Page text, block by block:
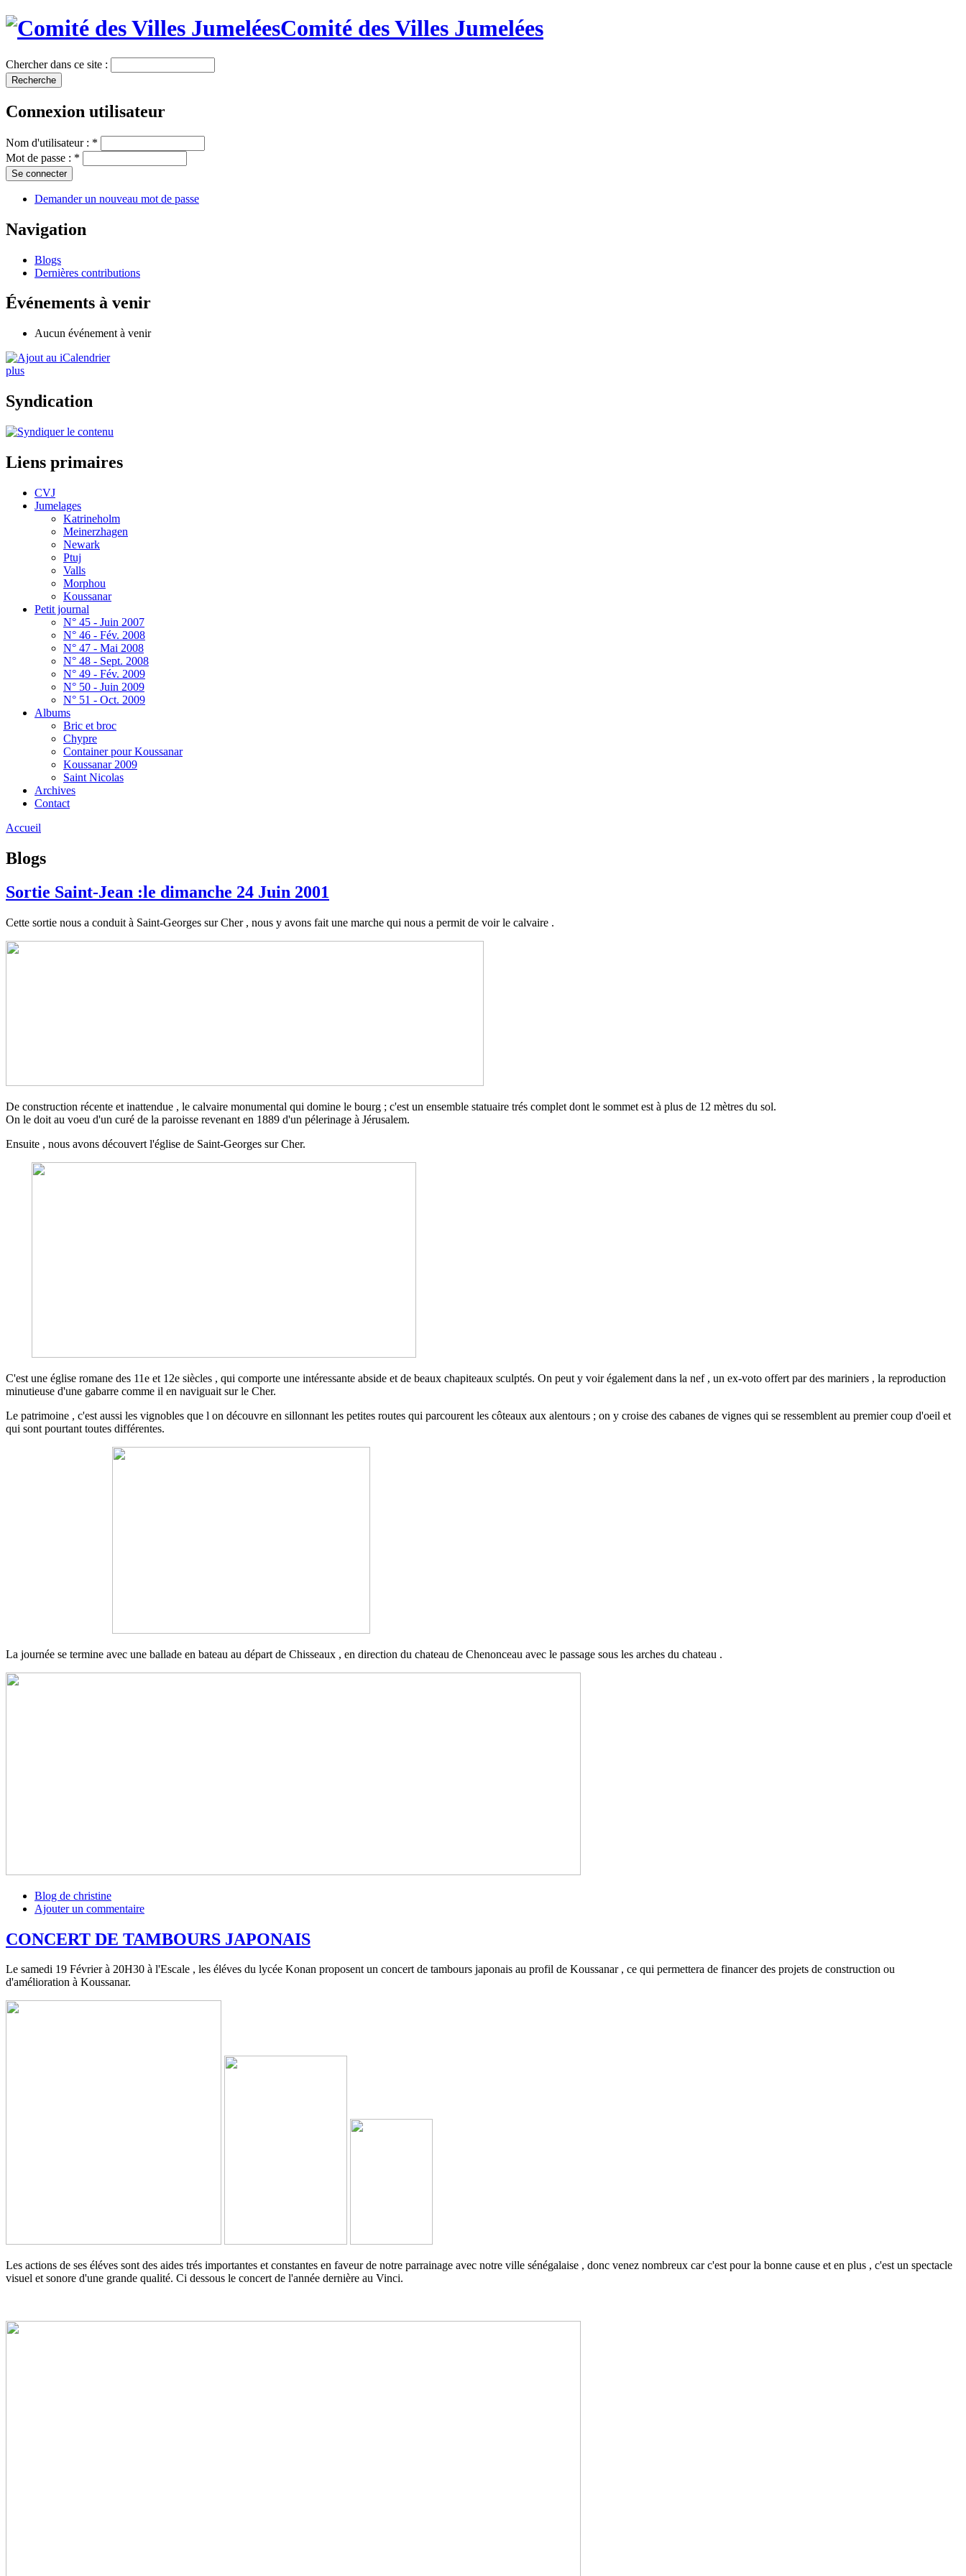
Comité des Villes Jumelées
Chercher dans ce site :
Connexion utilisateur
Nom d'utilisateur : *
Mot de passe : *
Demander un nouveau mot de passe
Navigation
Blogs
Dernières contributions
Événements à venir
Aucun événement à venir
plus
Syndication
Liens primaires
CVJ
Jumelages
Katrineholm
Meinerzhagen
Newark
Ptuj
Valls
Morphou
Koussanar
Petit journal
N° 45 - Juin 2007
N° 46 - Fév. 2008
N° 47 - Mai 2008
N° 48 - Sept. 2008
N° 49 - Fév. 2009
N° 50 - Juin 2009
N° 51 - Oct. 2009
Albums
Bric et broc
Chypre
Container pour Koussanar
Koussanar 2009
Saint Nicolas
Archives
Contact
Accueil
Blogs
Sortie Saint-Jean :le dimanche 24 Juin 2001
Cette sortie nous a conduit à Saint-Georges sur Cher , nous y avons fait une marche qui nous a permit de voir le calvaire .
De construction récente et inattendue , le calvaire monumental qui domine le bourg ; c'est un ensemble statuaire trés complet dont le sommet est à plus de 12 mètres du sol.
On le doit au voeu d'un curé de la paroisse revenant en 1889 d'un pélerinage à Jérusalem.
Ensuite , nous avons découvert l'église de Saint-Georges sur Cher.
C'est une église romane des 11e et 12e siècles , qui comporte une intéressante abside et de beaux chapiteaux sculptés. On peut y voir également dans la nef , un ex-voto offert par des mariniers , la reproduction
minutieuse d'une gabarre comme il en naviguait sur le Cher.
Le patrimoine , c'est aussi les vignobles que l on découvre en sillonnant les petites routes qui parcourent les côteaux aux alentours ; on y croise des cabanes de vignes qui se ressemblent au premier coup d'oeil et
qui sont pourtant toutes différentes.
La journée se termine avec une ballade en bateau au départ de Chisseaux , en direction du chateau de Chenonceau avec le passage sous les arches du chateau .
Blog de christine
Ajouter un commentaire
CONCERT DE TAMBOURS JAPONAIS
Le samedi 19 Février à 20H30 à l'Escale , les éléves du lycée Konan proposent un concert de tambours japonais au profil de Koussanar , ce qui permettera de financer des projets de construction ou
d'amélioration à Koussanar.
Les actions de ses éléves sont des aides trés importantes et constantes en faveur de notre parrainage avec notre ville sénégalaise , donc venez nombreux car c'est pour la bonne cause et en plus , c'est un spectacle
visuel et sonore d'une grande qualité. Ci dessous le concert de l'année dernière au Vinci.